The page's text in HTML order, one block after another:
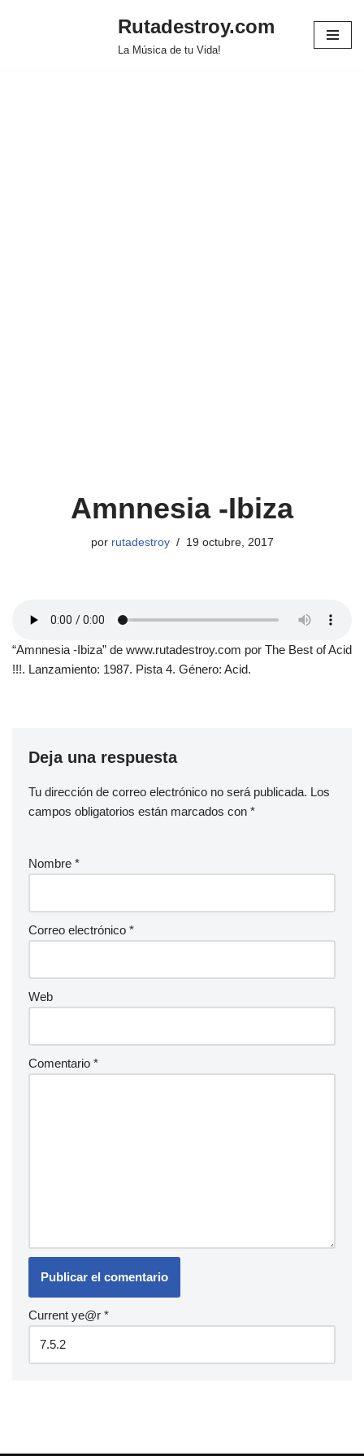
Rutadestroy.com
La Música de tu Vida!
Amnnesia -Ibiza
por rutadestroy 19 octubre, 2017
“Amnnesia -Ibiza” de www.rutadestroy.com por The Best of Acid
!!!. Lanzamiento: 1987. Pista 4. Género: Acid.
Deja una respuesta
Tu dirección de correo electrónico no será publicada. Los
campos obligatorios están marcados con *
Nombre *
Correo electrónico *
Web
Comentario *
Current ye@r *